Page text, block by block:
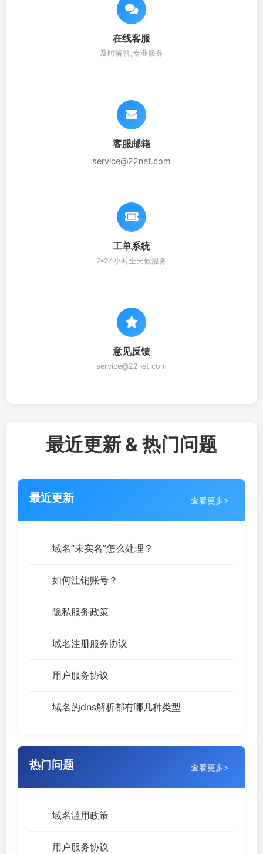
在线客服
及时解答,专业服务
客服邮箱
service@22net.com
工单系统
7*24小时全天候服务
意见反馈
service@22net.com
最近更新 & 热门问题
最近更新 查看更多>
域名“未实名”怎么处理？
如何注销账号？
隐私服务政策
域名注册服务协议
用户服务协议
域名的dns解析都有哪几种类型
热门问题 查看更多>
域名滥用政策
用户服务协议